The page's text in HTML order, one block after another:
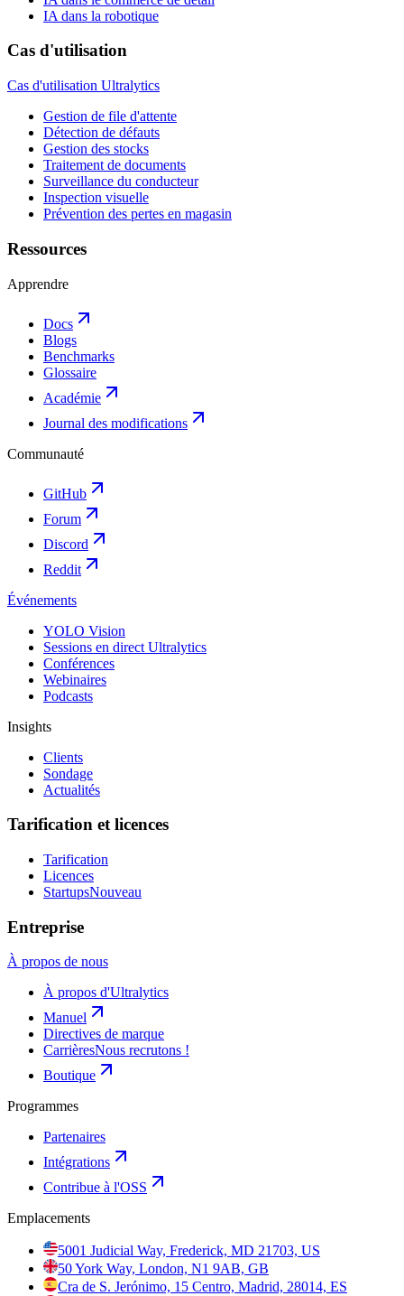
IA dans la robotique
Cas d'utilisation
Cas d'utilisation Ultralytics
Gestion de file d'attente
Détection de défauts
Gestion des stocks
Traitement de documents
Surveillance du conducteur
Inspection visuelle
Prévention des pertes en magasin
Ressources
Apprendre
Docs
Blogs
Benchmarks
Glossaire
Académie
Journal des modifications
Communauté
GitHub
Forum
Discord
Reddit
Événements
YOLO Vision
Sessions en direct Ultralytics
Conférences
Webinaires
Podcasts
Insights
Clients
Sondage
Actualités
Tarification et licences
Tarification
Licences
StartupsNouveau
Entreprise
À propos de nous
À propos d'Ultralytics
Manuel
Directives de marque
CarrièresNous recrutons !
Boutique
Programmes
Partenaires
Intégrations
Contribue à l'OSS
Emplacements
5001 Judicial Way, Frederick, MD 21703, US
50 York Way, London, N1 9AB, GB
Cra de S. Jerónimo, 15 Centro, Madrid, 28014, ES